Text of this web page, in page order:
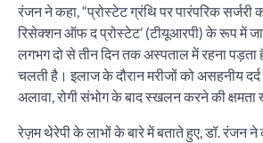
रंजन ने कहा, “प्रोस्टेट ग्रंथि पर पारंपरिक सर्जरी
रिसेक्शन ऑफ द प्रोस्टेट’ (टीयूआरपी) के रूप में
लगभग दो से तीन दिन तक अस्पताल में रहना
चलती है। इलाज के दौरान मरीजों को असहनीय
अलावा, रोगी संभोग के बाद स्खलन करने की क्षमता
रेज़म थेरेपी के लाभों के बारे में बताते हुए, डॉ. रंजन